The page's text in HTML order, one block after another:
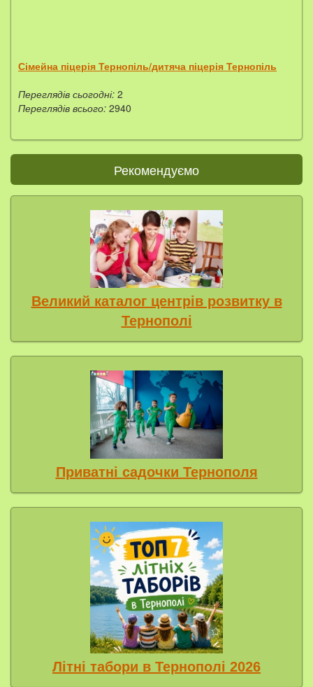
Сімейна піцерія Тернопіль/дитяча піцерія Тернопіль
Переглядів сьогодні: 2
Переглядів всього: 2940
Рекомендуємо
Великий каталог центрів розвитку в
Тернополі
Приватні садочки Тернополя
Літні табори в Тернополі 2026